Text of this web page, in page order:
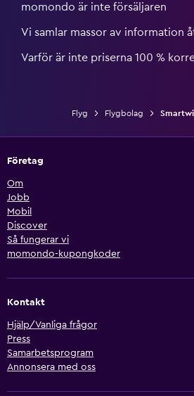
momondo är inte försäljaren
Vi samlar massor av information
Varför är inte priserna 100 %
Flyg Flygbolag
Företag
Om
Jobb
Mobil
Discover
Så fungerar vi
momondo-kupongkoder
Kontakt
Hjälp/Vanliga frågor
Press
Samarbetsprogram
Annonsera med oss